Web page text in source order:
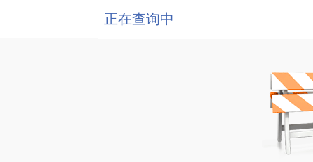
正在查询中